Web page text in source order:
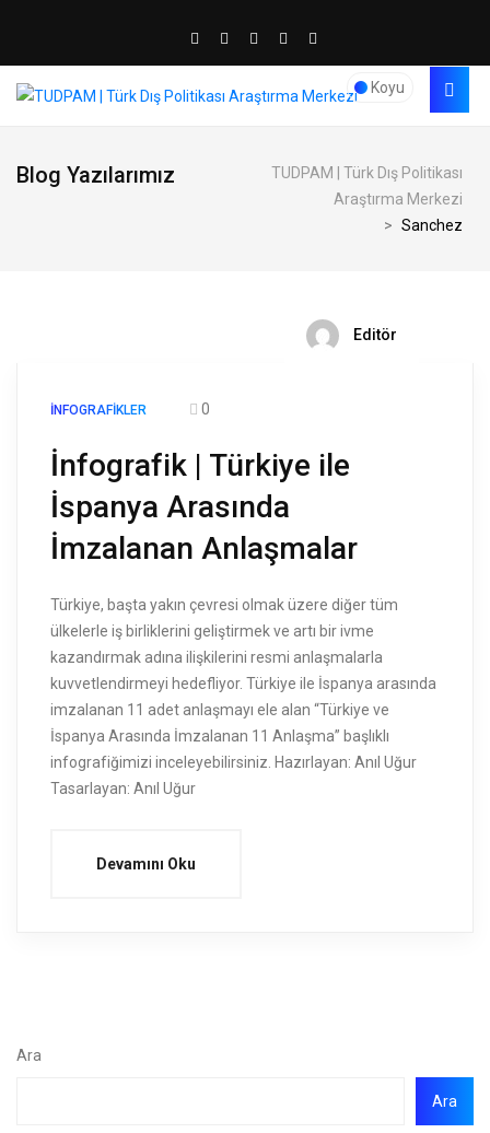
Koyu
Blog Yazılarımız
TUDPAM | Türk Dış Politikası
Araştırma Merkezi
> Sanchez
Editör
İNFOGRAFIKLER 0
İnfografik | Türkiye ile
İspanya Arasında
İmzalanan Anlaşmalar
Türkiye, başta yakın çevresi olmak üzere diğer tüm
ülkelerle iş birliklerini geliştirmek ve artı bir ivme
kazandırmak adına ilişkilerini resmi anlaşmalarla
kuvvetlendirmeyi hedefliyor. Türkiye ile İspanya arasında
imzalanan 11 adet anlaşmayı ele alan “Türkiye ve
İspanya Arasında İmzalanan 11 Anlaşma” başlıklı
infografiğimizi inceleyebilirsiniz. Hazırlayan: Anıl Uğur
Tasarlayan: Anıl Uğur
Devamını Oku
Ara
Ara